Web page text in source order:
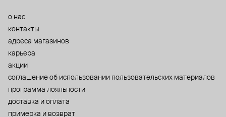
о нас
контакты
адреса магазинов
карьера
акции
cоглашение об использовании пользовательских материалов
программа лояльности
доставка и оплата
примерка и возврат